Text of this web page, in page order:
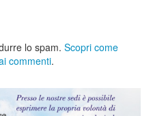
lo spam. Scopri come
commenti.